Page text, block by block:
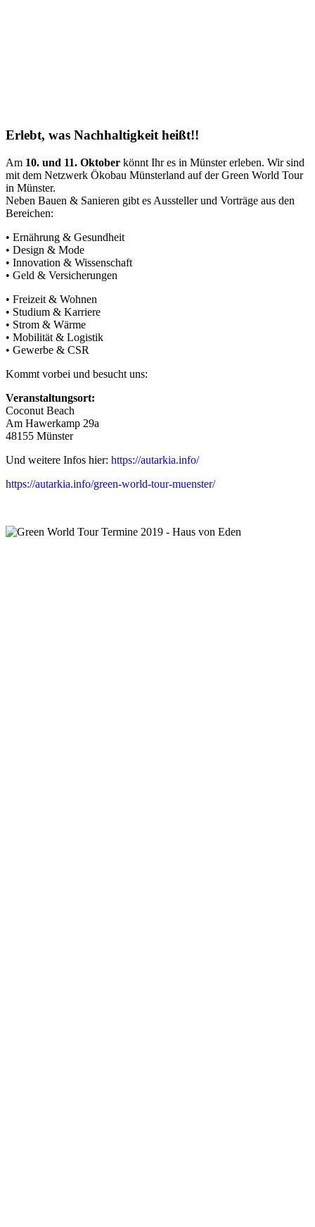
Erlebt, was Nachhaltigkeit heißt!!
Am 10. und 11. Oktober könnt Ihr es in Münster erleben. Wir sind
mit dem Netzwerk Ökobau Münsterland auf der Green World Tour
in Münster.
Neben Bauen & Sanieren gibt es Aussteller und Vorträge aus den
Bereichen:
• Ernährung & Gesundheit
• Design & Mode
• Innovation & Wissenschaft
• Geld & Versicherungen
• Freizeit & Wohnen
• Studium & Karriere
• Strom & Wärme
• Mobilität & Logistik
• Gewerbe & CSR
Kommt vorbei und besucht uns:
Veranstaltungsort:
Coconut Beach
Am Hawerkamp 29a
48155 Münster
Und weitere Infos hier: https://autarkia.info/
https://autarkia.info/green-world-tour-muenster/